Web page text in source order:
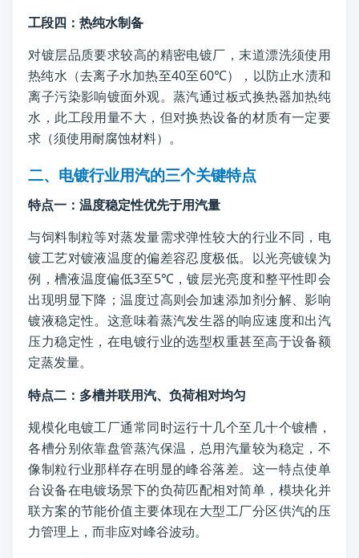
工段四：热纯水制备
对镀层品质要求较高的精密电镀厂，末道漂洗须使用
热纯水（去离子水加热至40至60℃），以防止水渍和
离子污染影响镀面外观。蒸汽通过板式换热器加热纯
水，此工段用量不大，但对换热设备的材质有一定要
求（须使用耐腐蚀材料）。
二、电镀行业用汽的三个关键特点
特点一：温度稳定性优先于用汽量
与饲料制粒等对蒸发量需求弹性较大的行业不同，电
镀工艺对镀液温度的偏差容忍度极低。以光亮镀镍为
例，槽液温度偏低3至5℃，镀层光亮度和整平性即会
出现明显下降；温度过高则会加速添加剂分解、影响
镀液稳定性。这意味着蒸汽发生器的响应速度和出汽
压力稳定性，在电镀行业的选型权重甚至高于设备额
定蒸发量。
特点二：多槽并联用汽、负荷相对均匀
规模化电镀工厂通常同时运行十几个至几十个镀槽，
各槽分别依靠盘管蒸汽保温，总用汽量较为稳定，不
像制粒行业那样存在明显的峰谷落差。这一特点使单
台设备在电镀场景下的负荷匹配相对简单，模块化并
联方案的节能价值主要体现在大型工厂分区供汽的压
力管理上，而非应对峰谷波动。